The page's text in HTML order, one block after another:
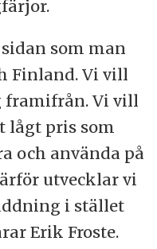
som man
Finland. Vi vill
framifrån. Vi vill
pris som
och använda på
utvecklar vi
i stället
Erik Froste.